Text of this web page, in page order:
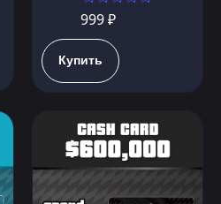
999 ₽
Купить